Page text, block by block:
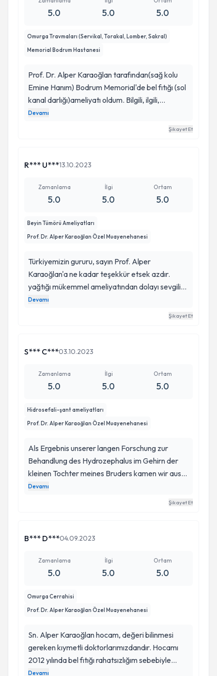
mütevazi hekimi varmış. Kendisini tanımakdan
Gurur duydum. KENDİSİNE MİNNETTARIM.
İHTİYACI OLAN HERKESE KESİNLİKLE
DÜŞÜNMEYİN BİLE. O KADAR DİYEYİM.
5.0 5.0 5.0
Omurga Travmaları (Servikal, Torakal, Lomber, Sakral)
Memorial Bodrum Hastanesi
Prof. Dr. Alper Karaoğlan tarafından(sağ kolu
Emine Hanım) Bodrum Memorial'de bel fıtığı (sol
kanal darlığı)ameliyatı oldum. Bilgili, ilgili,
tecrübeli, güvenilir, ehil. Kısa sürede ayağa
kalktım ve tavsiyelerine uyarak kısa yürüyüşler
Devamı
Şikayet Et
R*** U***13.10.2023
Zamanlama
5.0
İlgi
5.0
Ortam
5.0
Beyin Tümörü Ameliyatları
Prof. Dr. Alper Karaoğlan Özel Muayenehanesi
Türkiyemizin gururu, sayın Prof. Alper
Karaoğlan'a ne kadar teşekkür etsek azdır.
yağtığı mükemmel ameliyatından dolayı sevgili
eşim Fulya Hanımın yumruk büyüklügünde rsikli
bölgedeki tümörü hiçbir hasar bırakılmadan
Karaoğlan en iyi tecrübe ve bilgisiyle hastalarının
sağlık, huzur ve mutluluklar diliyoruz.
Sevdiklerinizi veya kendinizi tecrübeli ellere
UYSAL
Devamı
Şikayet Et
S*** C***03.10.2023
Zamanlama
5.0
İlgi
5.0
Ortam
5.0
Hidrosefali-şant ameliyatları
Prof. Dr. Alper Karaoğlan Özel Muayenehanesi
Als Ergebnis unserer langen Forschung zur
Behandlung des Hydrozephalus im Gehirn der
kleinen Tochter meines Bruders kamen wir aus
Deutschland zu Prof.Dr.Alper Karaoğlan, er hat
sich sehr gut um uns gekümmert, unser Patient
der postoperativen Phase aufmerksam war und
Kontrolluntersuchungen durchführte, dafür
schulden wir ihm unseren herzlichsten Dank.
Devamı
Şikayet Et
B*** D***04.09.2023
Zamanlama
5.0
İlgi
5.0
Ortam
5.0
Omurga Cerrahisi
Prof. Dr. Alper Karaoğlan Özel Muayenehanesi
Sn. Alper Karaoğlan hocam, değeri bilinmesi
gereken kıymetli doktorlarımızdandır. Hocamı
2012 yılında bel fıtığı rahatsızlığım sebebiyle
tanıdım. Kendisiyle ilgili bir referansa sahip
Devamı